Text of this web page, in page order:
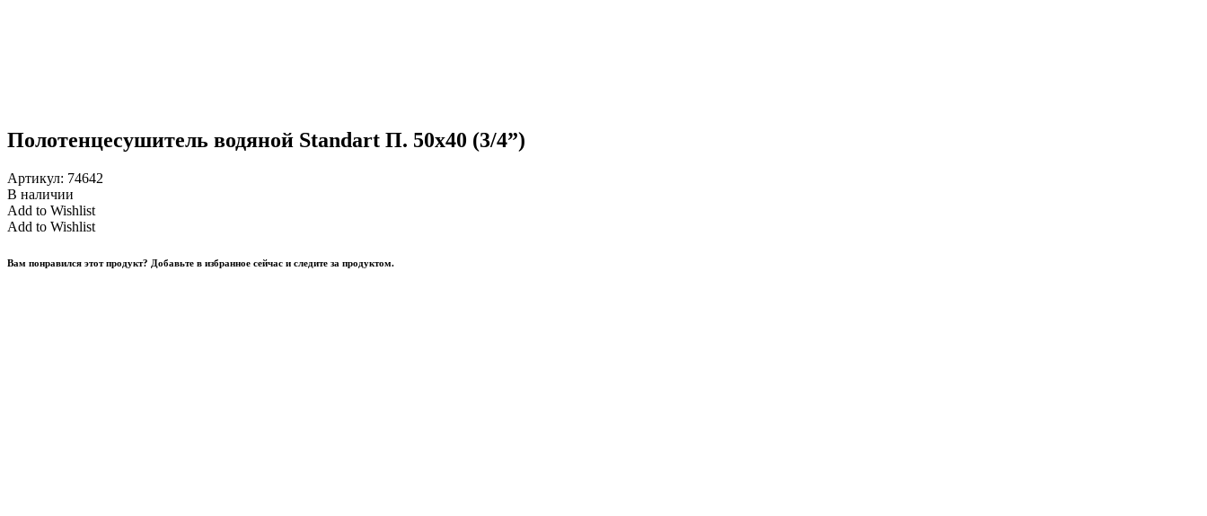
Полотенцесушитель водяной Standart П. 50х40 (3/4”)
Артикул: 74642
В наличии
Add to Wishlist
Add to Wishlist
Вам понравился этот продукт? Добавьте в избранное сейчас и следите за продуктом.